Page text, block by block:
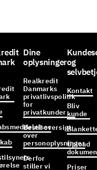
Dine
oplysninger
Realkredit
Danmarks
privatlivspolitik
for
privatkunder
Bestil oversigt
over
personoplysninger
Derfor
stiller vi
og
Kontakt
Bliv
kunde
Upload
Priser